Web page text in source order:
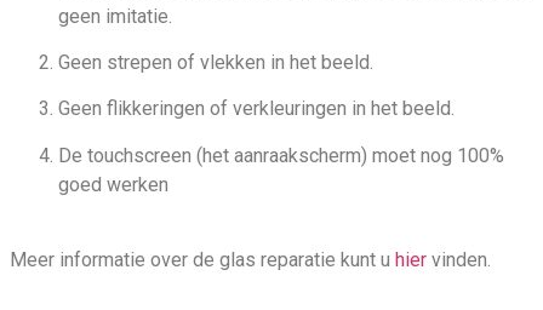
geen imitatie.
Geen strepen of vlekken in het beeld.
Geen flikkeringen of verkleuringen in het beeld.
De touchscreen (het aanraakscherm) moet nog 100%
goed werken
Meer informatie over de glas reparatie kunt u hier vinden.